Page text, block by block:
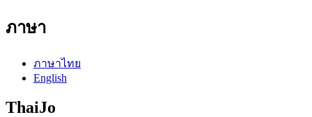
ภาษา
ภาษาไทย
English
ThaiJo